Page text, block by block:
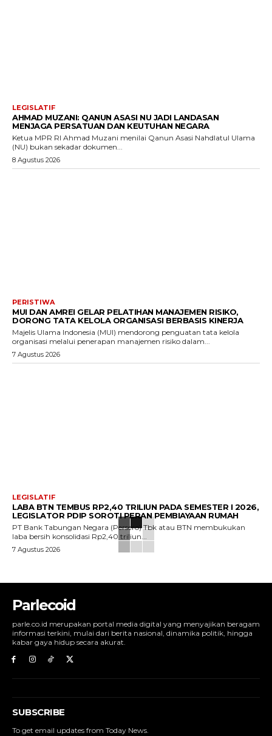
LEGISLATIF
AHMAD MUZANI: QANUN ASASI NU JADI LANDASAN
MENJAGA PERSATUAN DAN KEUTUHAN NEGARA
Ketua MPR RI Ahmad Muzani menilai Qanun Asasi Nahdlatul Ulama
(NU) bukan sekadar dokumen...
8 Agustus 2026
PERISTIWA
MUI DAN AMREI GELAR PELATIHAN MANAJEMEN RISIKO,
DORONG TATA KELOLA ORGANISASI BERBASIS KINERJA
Majelis Ulama Indonesia (MUI) mendorong penguatan tata kelola
organisasi melalui penerapan manajemen risiko dalam...
7 Agustus 2026
LEGISLATIF
LABA BTN TEMBUS RP2,40 TRILIUN PADA SEMESTER I 2026,
LEGISLATOR PDIP SOROTI PERAN PEMBIAYAAN RUMAH
PT Bank Tabungan Negara (Persero) Tbk atau BTN membukukan
laba bersih konsolidasi Rp2,40 triliun...
7 Agustus 2026
Parlecoid
parle.co.id merupakan portal media digital yang menyajikan beragam
informasi terkini, mulai dari berita nasional, dinamika politik, hingga
kabar gaya hidup secara akurat.
SUBSCRIBE
To get email updates from Today News.